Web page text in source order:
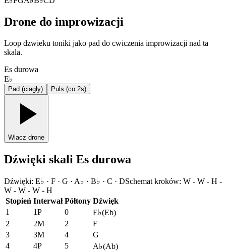
Drone do improwizacji
Loop dzwieku toniki jako pad do cwiczenia improwizacji nad ta
skala.
Es durowa
E♭
Pad (ciagly) Puls (co 2s)
Wlacz drone
Dźwięki skali Es durowa
Dźwięki: E♭ · F · G · A♭ · B♭ · C · DSchemat kroków: W - W - H -
W - W - W - H
Stopień Interwał Półtony Dźwięk
1
1P 0 E♭(Eb)
2
2M 2
F
3
3M 4
G
4
4P 5 A♭(Ab)